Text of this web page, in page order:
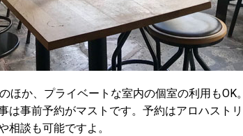
ほか、プライベートな室内の個室の利用もOK
は事前予約がマストです。予約はアロハスト
相談も可能ですよ。